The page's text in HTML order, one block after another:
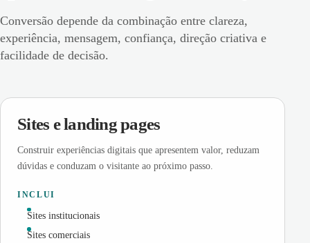
Conversão depende da combinação entre clareza,
experiência, mensagem, confiança, direção criativa e
facilidade de decisão.
Sites e landing pages
Construir experiências digitais que apresentem valor, reduzam
dúvidas e conduzam o visitante ao próximo passo.
INCLUI
Sites institucionais
Sites comerciais